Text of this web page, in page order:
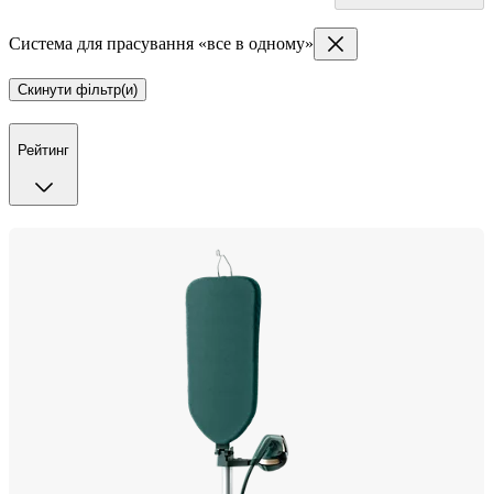
Система для прасування «все в одному»
Скинути фільтр(и)
Рейтинг